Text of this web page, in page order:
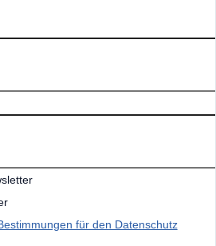
für den Datenschutz